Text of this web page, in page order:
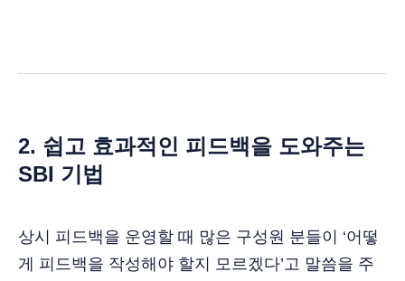
2. 쉽고 효과적인 피드백을 도와주는
SBI 기법
상시 피드백을 운영할 때 많은 구성원 분들이 ‘어떻
게 피드백을 작성해야 할지 모르겠다’고 말씀을 주